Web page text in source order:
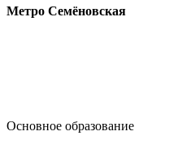
Метро Семёновская
Основное образование